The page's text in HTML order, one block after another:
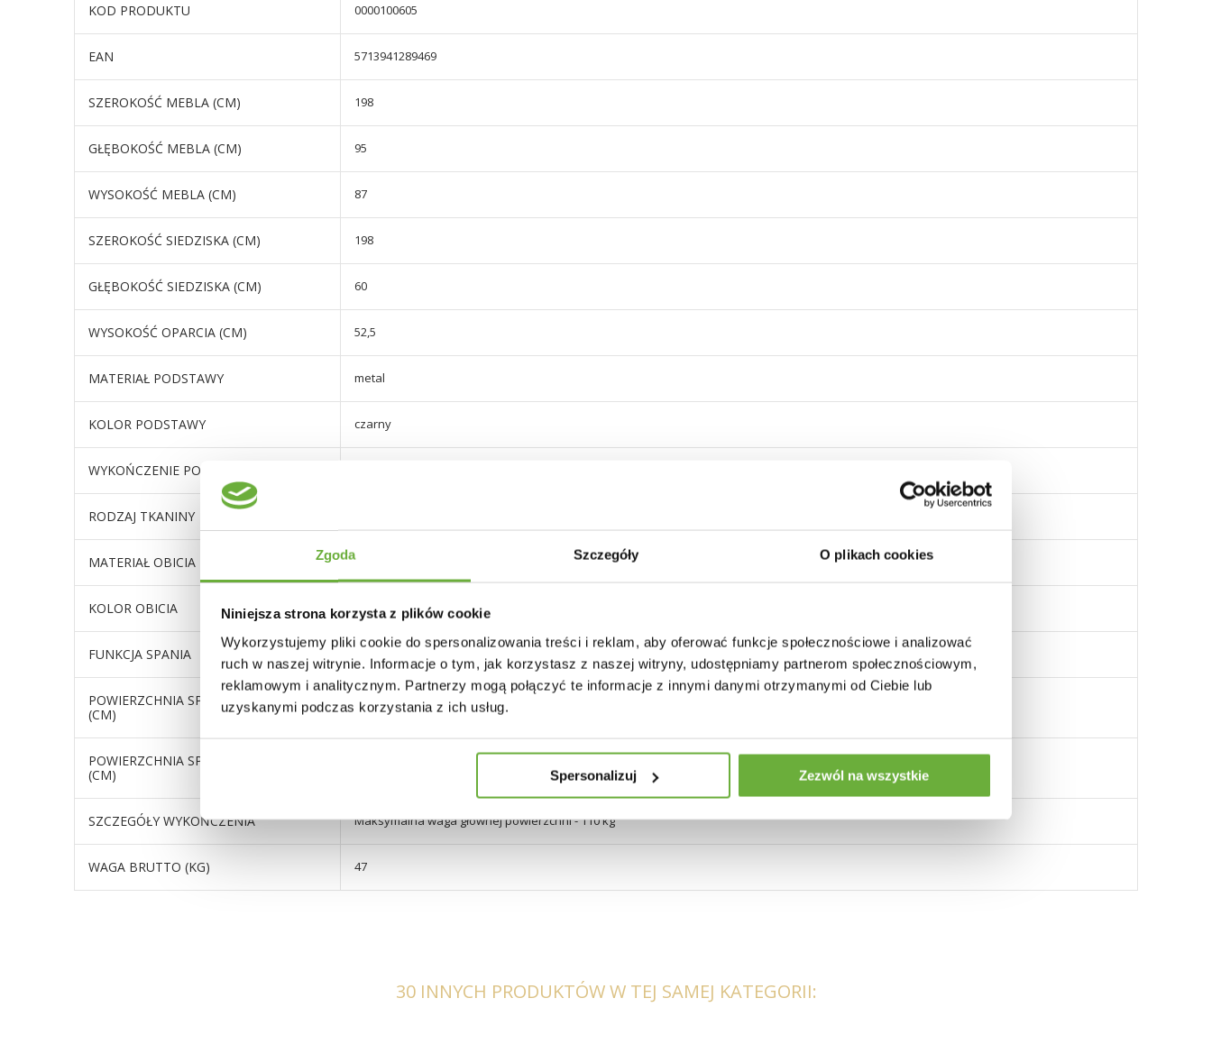
Zgoda Szczegóły O plikach cookies
Niniejsza strona korzysta z plików cookie
Wykorzystujemy pliki cookie do spersonalizowania treści i reklam, aby oferować funkcje społecznościowe i analizować
ruch w naszej witrynie. Informacje o tym, jak korzystasz z naszej witryny, udostępniamy partnerom społecznościowym,
reklamowym i analitycznym. Partnerzy mogą połączyć te informacje z innymi danymi otrzymanymi od Ciebie lub
uzyskanymi podczas korzystania z ich usług.
Spersonalizuj Zezwól na wszystkie
KOD PRODUKTU 0000100605
EAN 5713941289469
SZEROKOŚĆ MEBLA (CM) 198
GŁĘBOKOŚĆ MEBLA (CM) 95
WYSOKOŚĆ MEBLA (CM) 87
SZEROKOŚĆ SIEDZISKA (CM) 198
GŁĘBOKOŚĆ SIEDZISKA (CM) 60
WYSOKOŚĆ OPARCIA (CM) 52,5
MATERIAŁ PODSTAWY metal
KOLOR PODSTAWY czarny
WYKOŃCZENIE PODSTAWY
RODZAJ TKANINY
MATERIAŁ OBICIA tkanina pleciona
KOLOR OBICIA beżowy
FUNKCJA SPANIA
POWIERZCHNIA SPANIA - DŁUGOŚĆ
(CM)
198
POWIERZCHNIA SPANIA - SZEROKOŚĆ
(CM)
SZCZEGÓŁY WYKOŃCZENIA Maksymalna waga głównej powierzchni - 110 kg
WAGA BRUTTO (KG) 47
30 INNYCH PRODUKTÓW W TEJ SAMEJ KATEGORII: